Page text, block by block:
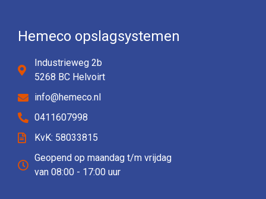
Hemeco opslagsystemen
Industrieweg 2b
5268 BC Helvoirt
info@hemeco.nl
0411607998
KvK: 58033815
Geopend op maandag t/m vrijdag
van 08:00 - 17:00 uur